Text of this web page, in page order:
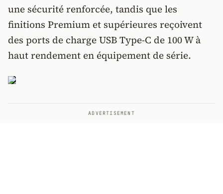
une sécurité renforcée, tandis que les
finitions Premium et supérieures reçoivent
des ports de charge USB Type-C de 100 W à
haut rendement en équipement de série.
ADVERTISEMENT